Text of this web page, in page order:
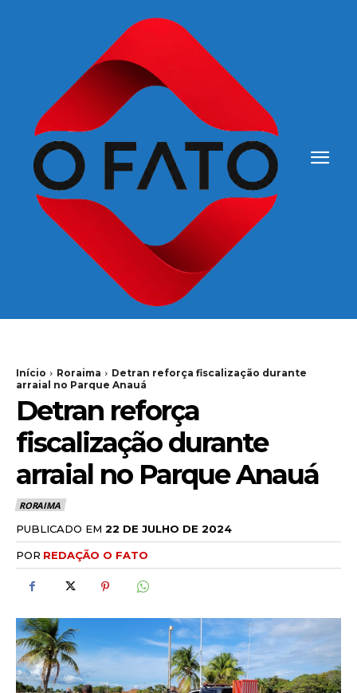
Início Roraima
Detran reforça fiscalização durante
arraial no Parque Anauá
Detran reforça
fiscalização durante
arraial no Parque Anauá
RORAIMA
PUBLICADO EM 22 DE JULHO DE 2024
POR REDAÇÃO O FATO